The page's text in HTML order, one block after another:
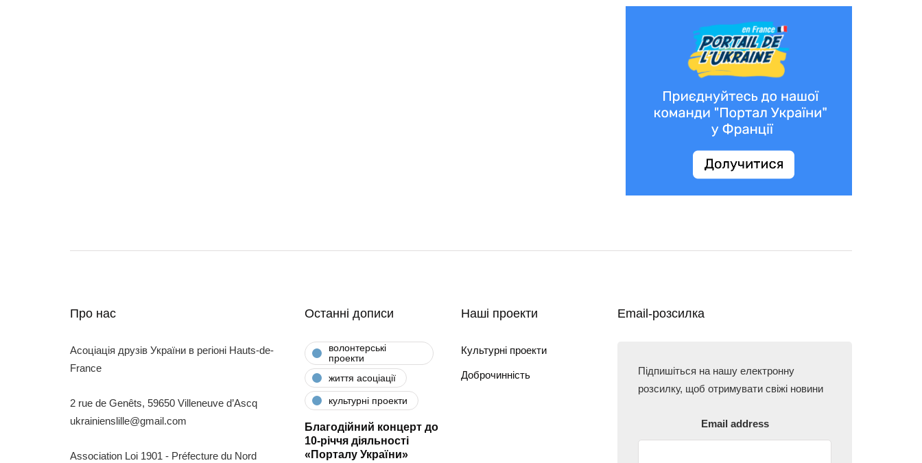
Про нас
Асоціація друзів України в регіоні Hauts-de-
France
2 rue de Genêts, 59650 Villeneuve d’Ascq
ukrainienslille@gmail.com
Association Loi 1901 - Préfecture du Nord
Останні дописи
волонтерські
проекти
життя асоціації
культурні проекти
Благодійний концерт до
10-річчя діяльності
«Порталу України»
Наші проекти
Культурні проекти
Доброчинність
Email-розсилка
Підпишіться на нашу електронну
розсилку, щоб отримувати свіжі новини
Email address